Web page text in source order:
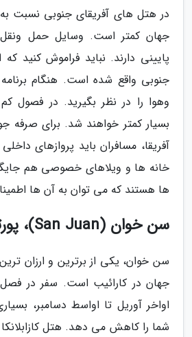
در هتل های آفریقای جنوبی نسبت
جهان کمتر است. وسایل حمل ونقل
پایینی دارند. نباید فراموش کنید
جنوبی واقع شده است. هنگام
وهوا را در نظر بگیرید. در فصول
بسیار کمتر خواهند شد. برای صرفه
آفریقا، مسافران باید پروازهای داخلی
خانه ها و ویلاهای خصوصی هم
ها هستند که می توان به آن ها
سن خوان (San Juan)، پورتو ریکو
سن خوان، یکی از برترین و ارزان
جهان در کارائیب است. سفر در
اواخر آوریل تا اواسط دسامبر،